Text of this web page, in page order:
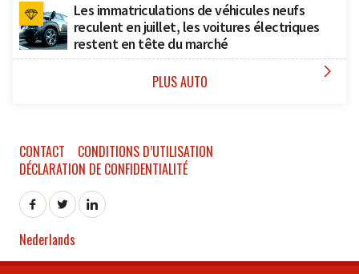
Les immatriculations de véhicules neufs
reculent en juillet, les voitures électriques
restent en tête du marché
PLUS AUTO 
CONTACT
CONDITIONS D’UTILISATION
DÉCLARATION DE CONFIDENTIALITÉ
Nederlands